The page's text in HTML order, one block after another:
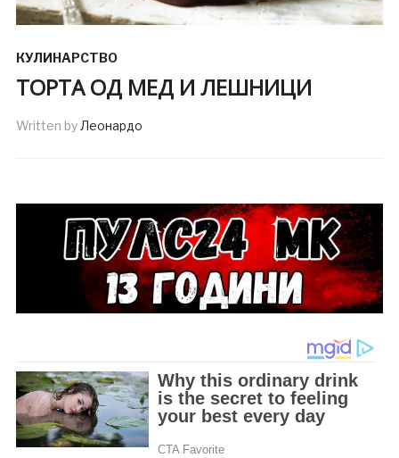
КУЛИНАРСТВО
ТОРТА ОД МЕД И ЛЕШНИЦИ
Written byЛеонардо